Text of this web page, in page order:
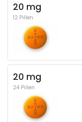
20 mg
12 Pillen
20 mg
24 Pillen